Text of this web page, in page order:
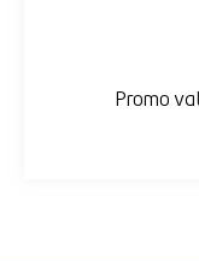
Promo